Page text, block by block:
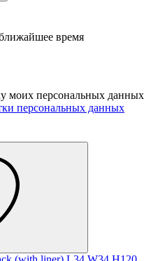
время
моих персональных данных
персональных данных